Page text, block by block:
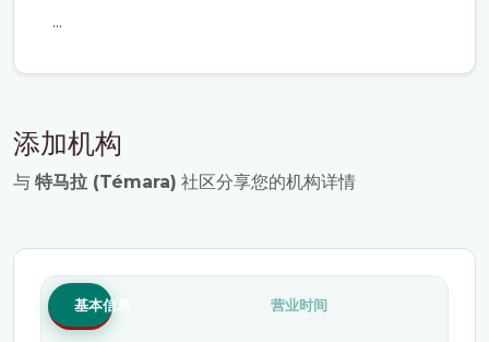
...
添加机构
与 特马拉 (Témara) 社区分享您的机构详情
基本信息 营业时间